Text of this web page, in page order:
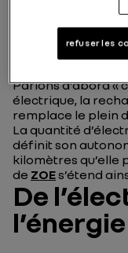
La
source
Parlons d’abord «
électrique, la
remplace le plein
La quantité
définit son
kilomètres qu’elle
de ZOEs’étend
De
refuser les